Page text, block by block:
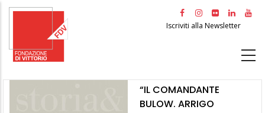
Salta
principale
Iscriviti alla Newsletter
“IL COMANDANTE
BULOW. ARRIGO